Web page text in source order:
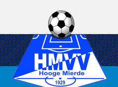
de
hoofdnavigatie
de
hoofd
inhoud
de
eerste
sidebar